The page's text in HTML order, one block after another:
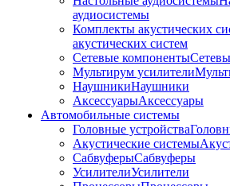
аудиосистемы
Комплекты акустических
акустических систем
Сетевые компоненты
Мультирум усилители
НаушникиНаушники
АксессуарыАксессуары
Автомобильные системы
Головные устройства
Акустические системы
СабвуферыСабвуферы
УсилителиУсилители